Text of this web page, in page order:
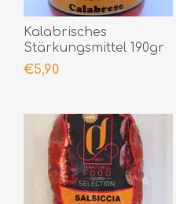
Kalabrisches
Stärkungsmittel 190gr
€5,90